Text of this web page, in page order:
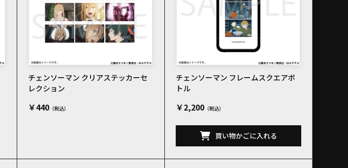
チェンソーマン クリアステッカーセ
レクション
￥440
チェンソーマン フレームスクエアボ
トル
￥2,200
買い物かごに入れる